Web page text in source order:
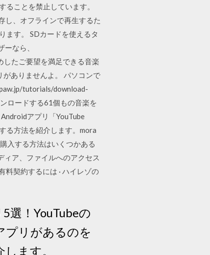
ことを禁止しています。
し、オフラインで再生するた
ます。 SDカードを使えるタ
なら、
たご要望を満足できる音楽
ありませんよ。 パソコンで
tutorials/download-
ロードする61個もの音楽を
アプリ「YouTube
る方法を紹介します。mora
入する方法はいくつかある
ィア、ファイルへのアクセス
料契約するには · ハイレゾの
選！YouTubeの
プリがあるのを
ます。